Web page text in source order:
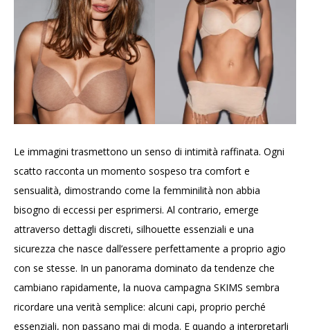
Le immagini trasmettono un senso di intimità raffinata. Ogni
scatto racconta un momento sospeso tra comfort e
sensualità, dimostrando come la femminilità non abbia
bisogno di eccessi per esprimersi. Al contrario, emerge
attraverso dettagli discreti, silhouette essenziali e una
sicurezza che nasce dall’essere perfettamente a proprio agio
con se stesse. In un panorama dominato da tendenze che
cambiano rapidamente, la nuova campagna SKIMS sembra
ricordare una verità semplice: alcuni capi, proprio perché
essenziali, non passano mai di moda. E quando a interpretarli